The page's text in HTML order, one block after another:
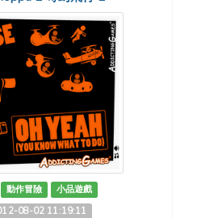
動作冒險
小品遊戲
08-02 11:19:11